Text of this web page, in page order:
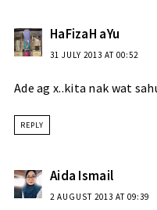
HaFizaH aYu
31 JULY 2013 AT 00:52
Ade ag x..kita nak wat
REPLY
Aida Ismail
2 AUGUST 2013 AT 09:39